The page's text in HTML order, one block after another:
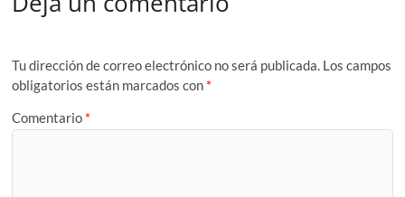
Tu dirección de correo electrónico no será publicada. Los campos
obligatorios están marcados con *
Comentario *